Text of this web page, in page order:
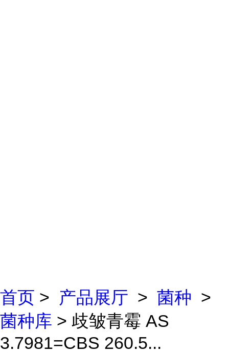
首页 > 产品展厅 > 菌种 >
菌种库 > 歧皱青霉 AS
3.7981=CBS 260.5...